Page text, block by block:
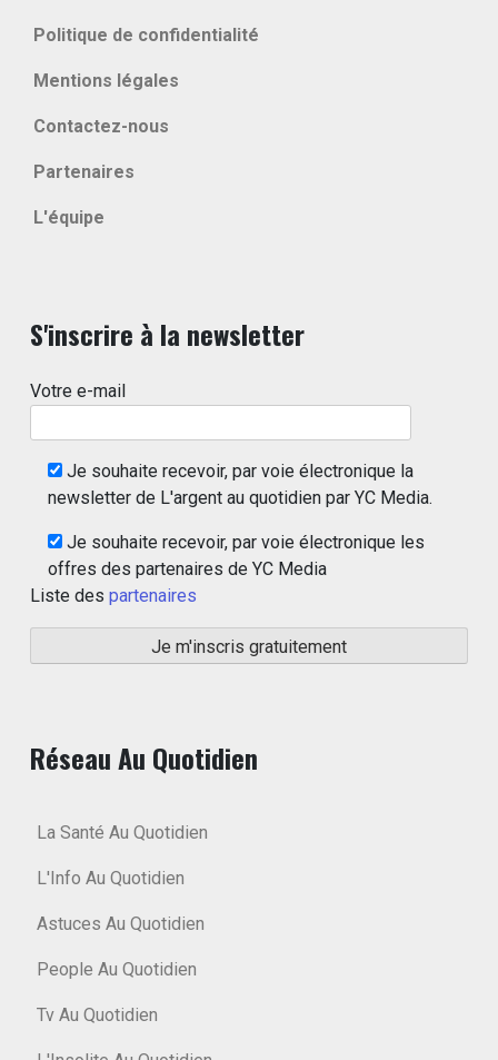
Politique de confidentialité
Mentions légales
Contactez-nous
Partenaires
L'équipe
S'inscrire à la newsletter
Votre e-mail
Je souhaite recevoir, par voie électronique la
newsletter de L'argent au quotidien par YC Media.
Je souhaite recevoir, par voie électronique les
offres des partenaires de YC Media
Liste des partenaires
Réseau Au Quotidien
La Santé Au Quotidien
L'Info Au Quotidien
Astuces Au Quotidien
People Au Quotidien
Tv Au Quotidien